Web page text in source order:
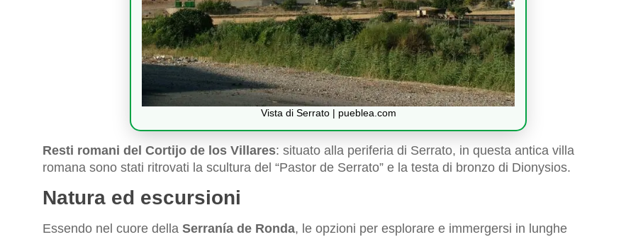
Vista di Serrato | pueblea.com
Resti romani del Cortijo de los Villares: situato alla periferia di Serrato, in questa antica villa
romana sono stati ritrovati la scultura del “Pastor de Serrato” e la testa di bronzo di Dionysios.
Natura ed escursioni
Essendo nel cuore della Serranía de Ronda, le opzioni per esplorare e immergersi in lunghe